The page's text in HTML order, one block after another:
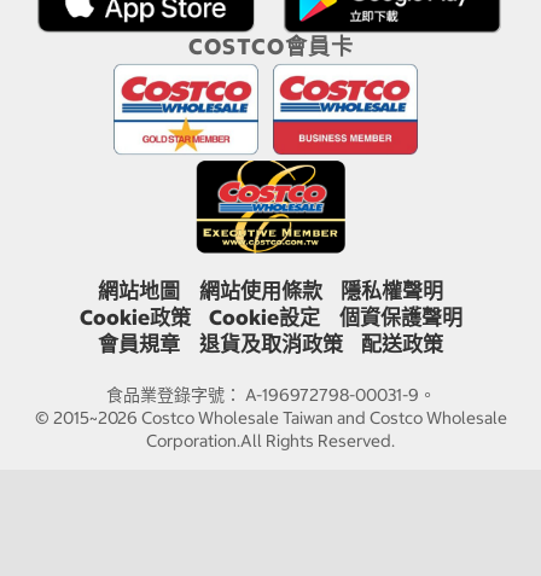
COSTCO會員卡
網站地圖 網站使用條款
隱私權聲明
Cookie政策
Cookie設定
個資保護聲明
會員規章
退貨及取消政策 配送政策
食品業登錄字號： A-196972798-00031-9。
© 2015~2026 Costco Wholesale Taiwan and Costco Wholesale
Corporation.All Rights Reserved.